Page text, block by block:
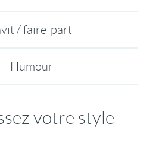
/ faire-part
Humour
votre style